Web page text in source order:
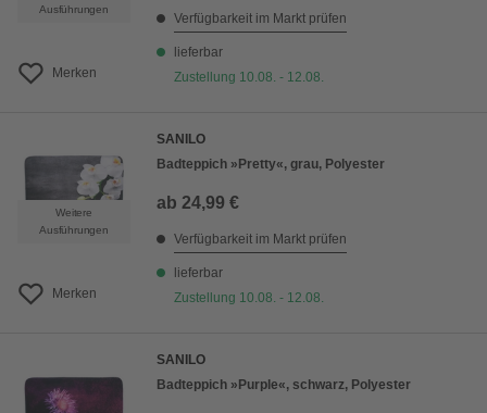
Ausführungen
Merken
Verfügbarkeit im Markt prüfen
lieferbar
Zustellung 10.08. - 12.08.
Weitere
Ausführungen
Merken
SANILO
Badteppich »Pretty«, grau, Polyester
ab 24,99 €
Verfügbarkeit im Markt prüfen
lieferbar
Zustellung 10.08. - 12.08.
SANILO
Badteppich »Purple«, schwarz, Polyester